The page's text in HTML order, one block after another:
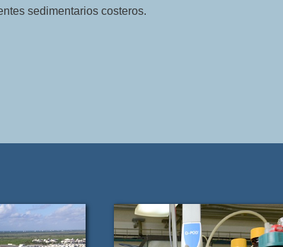
sedimentarios costeros.